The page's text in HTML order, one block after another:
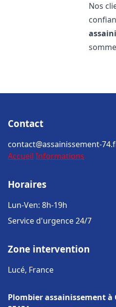
Nos
Contact
contact@assainissement-
Accueil Informations
Horaires
Lun-Ven: 8h-19h
Service d'urgence 24/7
Zone intervention
Lucé, France
Plombier assainissement à